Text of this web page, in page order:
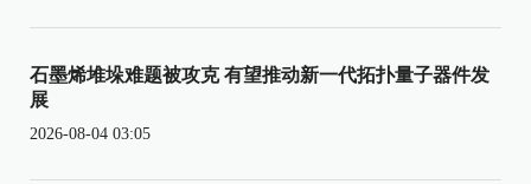
石墨烯堆垛难题被攻克 有望推动新一代拓扑量子器件发
展
2026-08-04 03:05